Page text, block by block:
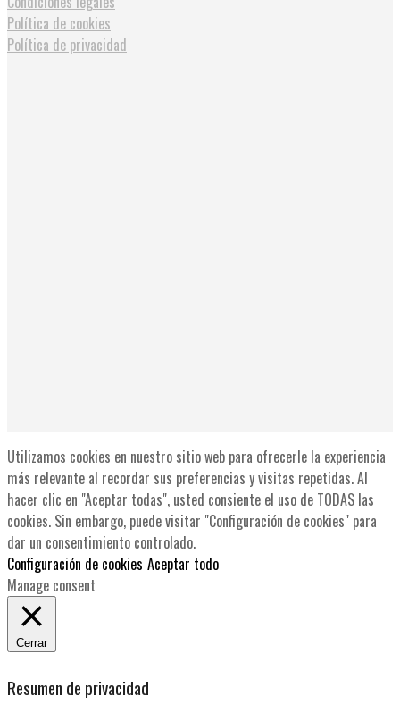
Política de cookies
Política de privacidad
Utilizamos cookies en nuestro sitio web para ofrecerle la experiencia
más relevante al recordar sus preferencias y visitas repetidas. Al
hacer clic en "Aceptar todas", usted consiente el uso de TODAS las
cookies. Sin embargo, puede visitar "Configuración de cookies" para
dar un consentimiento controlado.
Configuración de cookies Aceptar todo
Manage consent
Cerrar
Resumen de privacidad